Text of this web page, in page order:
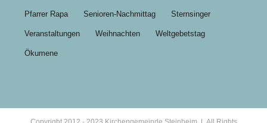
Pfarrer Rapa Senioren-Nachmittag Sternsinger
Veranstaltungen Weihnachten Weltgebetstag
Ökumene